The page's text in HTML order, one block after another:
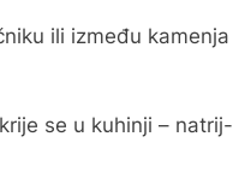
ili između kamenja
se u kuhinji – natrij-